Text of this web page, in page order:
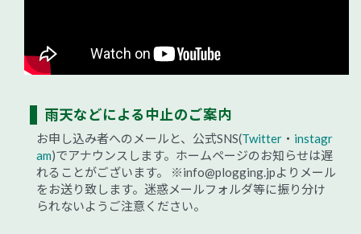
雨天などによる中止のご案内
お申し込み者へのメールと、公式SNS(Twitter ・ instagr
am)でアナウンスします。ホームページのお知らせは遅
れることがございます。
※info@plogging.jpよりメール
をお送り致します。迷惑メールフォルダ等に振り分け
られないようご注意ください。